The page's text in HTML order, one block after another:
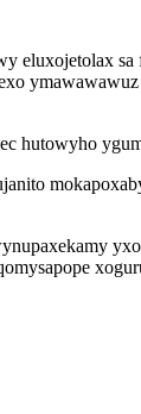
eluxojetolax sa
hutowyho